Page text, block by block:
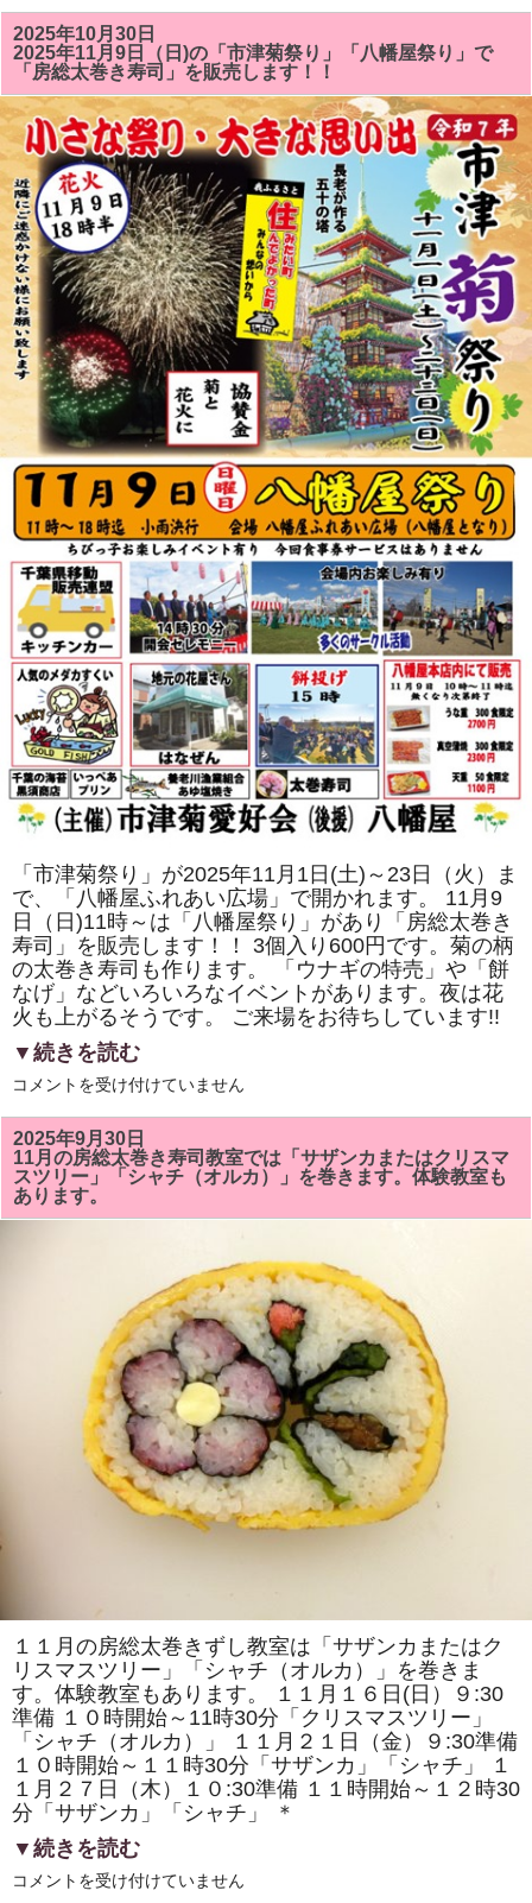
月
の
房
総
太
巻
き
ず
し
教
室
は
「ク
リ
ス
マ
ス
ツ
リ
ー
ま
た
は
サ
カ」
と
「レ
ー
パ
ン
ダ」
を
巻
き
ま
す。
体
教
室
も
あ
り
ま
す。
は
2025年10月30日
2025年11月9日（日)の「市津菊祭り」「八幡屋祭り」で
「房総太巻き寿司」を販売します！！
「市津菊祭り」が2025年11月1日(土)～23日（火）ま
で、「八幡屋ふれあい広場」で開かれます。 11月9
日（日)11時～は「八幡屋祭り」があり「房総太巻き
寿司」を販売します！！ 3個入り600円です。菊の柄
の太巻き寿司も作ります。 「ウナギの特売」や「餅
なげ」などいろいろなイベントがあります。夜は花
火も上がるそうです。 ご来場をお待ちしています!!
▼続きを読む
2025
11
月
9
日
（日)
の
「市
は
コメントを受け付けていません
2025年9月30日
11月の房総太巻き寿司教室では「サザンカまたはクリスマ
スツリー」「シャチ（オルカ）」を巻きます。体験教室も
あります。
１１月の房総太巻きずし教室は「サザンカまたはク
リスマスツリー」「シャチ（オルカ）」を巻きま
す。体験教室もあります。 １１月１６日(日）９:30
準備 １０時開始～11時30分「クリスマスツリー」
「シャチ（オルカ）」 １１月２１日（金）９:30準備
１０時開始～１１時30分「サザンカ」「シャチ」 １
１月２７日（木）１０:30準備 １１時開始～１２時30
分「サザンカ」「シャチ」 ＊
▼続きを読む
11
コメントを受け付けていません